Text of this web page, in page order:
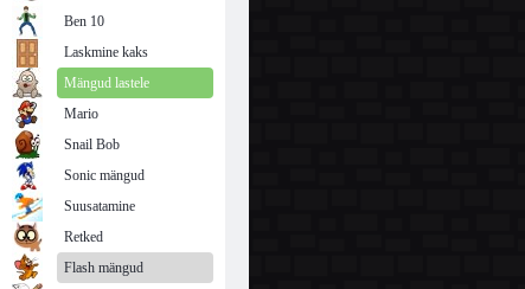
Ben 10
Laskmine kaks
Mängud lastele
Mario
Snail Bob
Sonic mängud
Suusatamine
Retked
Flash mängud